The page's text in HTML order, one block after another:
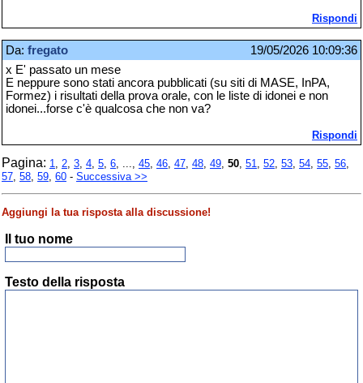
Rispondi
Da: fregato
19/05/2026 10:09:36
x E' passato un mese
E neppure sono stati ancora pubblicati (su siti di MASE, InPA,
Formez) i risultati della prova orale, con le liste di idonei e non
idonei...forse c'è qualcosa che non va?
Rispondi
Pagina: 1, 2, 3, 4, 5, 6, ..., 45, 46, 47, 48, 49, 50, 51, 52, 53, 54, 55, 56,
57, 58, 59, 60 - Successiva >>
Aggiungi la tua risposta alla discussione!
Il tuo nome
Testo della risposta